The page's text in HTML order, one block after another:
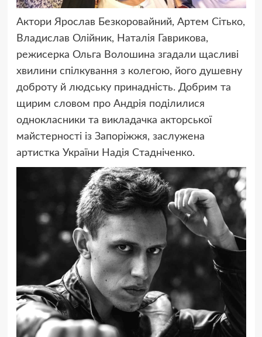
Актори Ярослав Безкоровайний, Артем Сітько,
Владислав Олійник, Наталія Гаврикова,
режисерка Ольга Волошина згадали щасливі
хвилини спілкування з колегою, його душевну
доброту й людську принадність. Добрим та
щирим словом про Андрія поділилися
однокласники та викладачка акторської
майстерності із Запоріжжя, заслужена
артистка України Надія Стадніченко.